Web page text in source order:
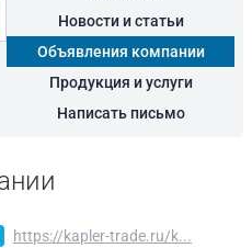
Новости и статьи
Объявления компании
Продукция и услуги
Написать письмо
https://kapler-trade.ru/k...